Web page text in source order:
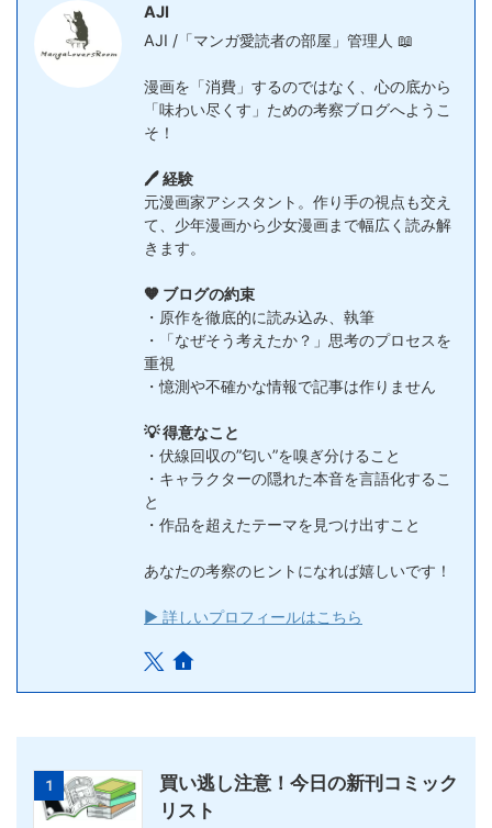
AJI
AJI /「マンガ愛読者の部屋」管理人 📖
漫画を「消費」するのではなく、心の底から
「味わい尽くす」ための考察ブログへようこ
そ！
🖊️ 経験
元漫画家アシスタント。作り手の視点も交え
て、少年漫画から少女漫画まで幅広く読み解
きます。
🧡 ブログの約束
・原作を徹底的に読み込み、執筆
・「なぜそう考えたか？」思考のプロセスを
重視
・憶測や不確かな情報で記事は作りません
💡 得意なこと
・伏線回収の”匂い”を嗅ぎ分けること
・キャラクターの隠れた本音を言語化するこ
と
・作品を超えたテーマを見つけ出すこと
あなたの考察のヒントになれば嬉しいです！
▶ 詳しいプロフィールはこちら
1
買い逃し注意！今日の新刊コミック
リスト